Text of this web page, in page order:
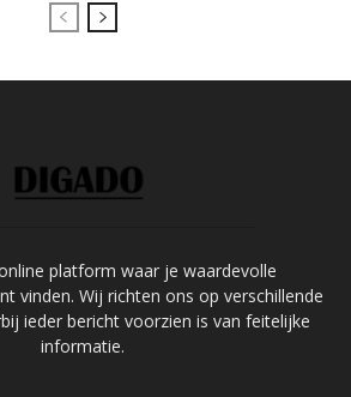
platform waar je waardevolle
vinden. Wij richten ons op verschillende
ieder bericht voorzien is van feitelijke
informatie.